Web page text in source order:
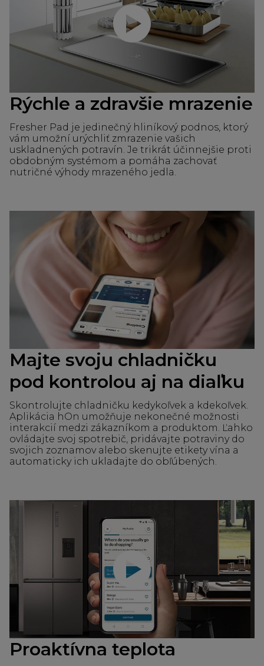
Prehrať video
Rýchle a zdravšie mrazenie
Fresher Pad je jedinečný hliníkový podnos, ktorý
vám umožní urýchliť zmrazenie vašich
uskladnených potravín. Je trikrát účinnejšie proti
obdobným systémom a pomáha zachovať
nutričné výhody mrazeného jedla.
Majte svoju chladničku
pod kontrolou aj na diaľku
Skontrolujte chladničku kedykoľvek a kdekoľvek.
Aplikácia hOn umožňuje nekonečné možnosti
interakcií medzi zákazníkom a produktom. Ľahko
ovládajte svoj spotrebič, pridávajte potraviny do
svojich zoznamov alebo skenujte etikety vína a
automaticky ich ukladajte do obľúbených.
Prehrať video
Proaktívna teplota